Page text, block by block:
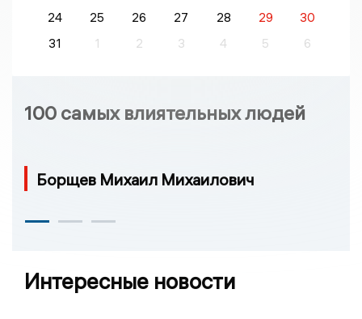
24
25 26 27 28 29
30
31
1 2 3 4 5 6
100 самых влиятельных людей
Борщев Михаил Михаилович
Интересные новости